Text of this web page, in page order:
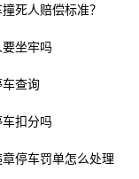
死人赔偿标准？
坐牢吗
查询
车扣分吗
停车罚单怎么处理